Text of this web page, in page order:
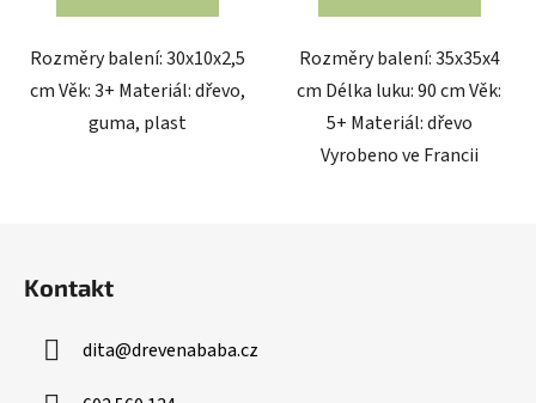
Rozměry balení: 30x10x2,5
cm Věk: 3+ Materiál: dřevo,
guma, plast
Rozměry balení: 35x35x4
cm Délka luku: 90 cm Věk:
5+ Materiál: dřevo
Vyrobeno ve Francii
Kontakt
dita@drevenababa.cz